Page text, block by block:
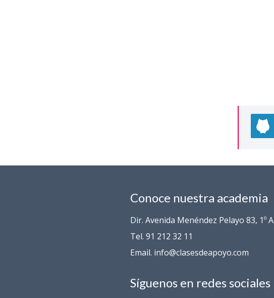
Conoce nuestra academia
Dir. Avenida Menéndez Pelayo 83, 1º A
Tel. 91 212 32 11
Email. info@clasesdeapoyo.com
Síguenos en redes sociales